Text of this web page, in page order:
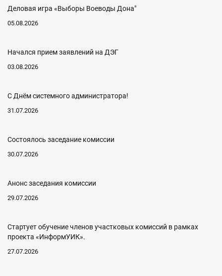
Деловая игра «Выборы Воеводы Дона"
05.08.2026
Начался прием заявлений на ДЭГ
03.08.2026
С Днём системного администратора!
31.07.2026
Состоялось заседание комиссии
30.07.2026
Анонс заседания комиссии
29.07.2026
Стартует обучение членов участковых комиссий в рамках
проекта «ИнформУИК».
27.07.2026